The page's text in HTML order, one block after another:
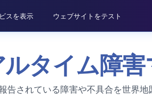
スを表示 ウェブサイトをテスト
タイム障害
されている障害や不具合を世界地